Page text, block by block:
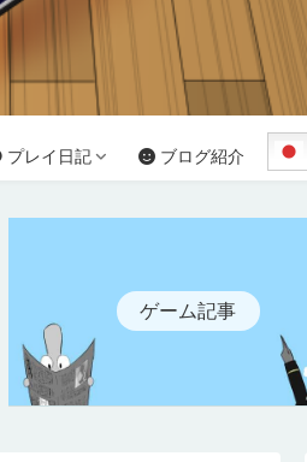
プレイ日記 ブログ紹介
ゲーム記事